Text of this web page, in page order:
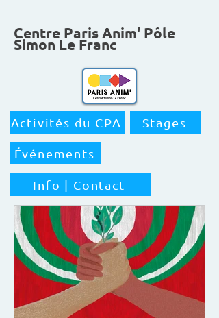
Centre Paris Anim' Pôle
Simon Le Franc
Activités du CPA Stages
Événements
Info | Contact